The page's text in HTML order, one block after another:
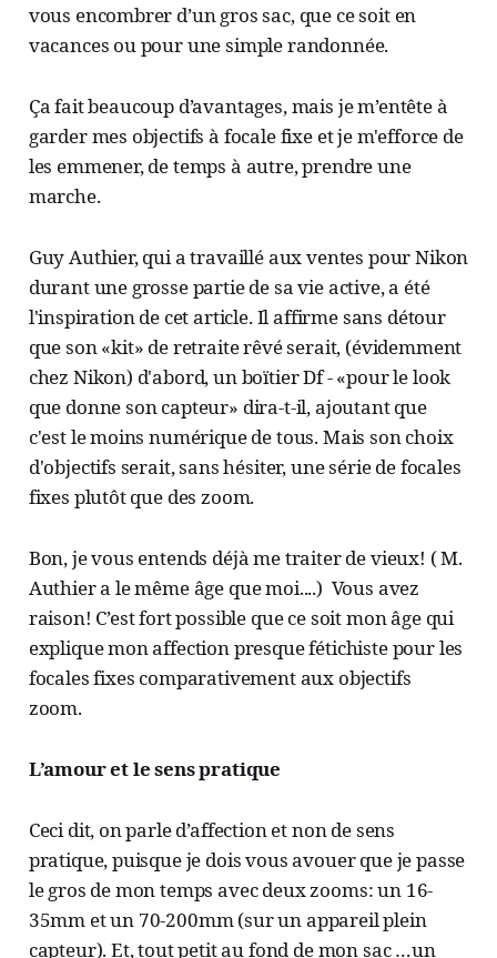
vous encombrer d’un gros sac, que ce soit en
vacances ou pour une simple randonnée.
Ça fait beaucoup d’avantages, mais je m’entête à
garder mes objectifs à focale fixe et je m'efforce de
les emmener, de temps à autre, prendre une
marche.
Guy Authier, qui a travaillé aux ventes pour Nikon
durant une grosse partie de sa vie active, a été
l'inspiration de cet article. Il affirme sans détour
que son «kit» de retraite rêvé serait, (évidemment
chez Nikon) d'abord, un boïtier Df - «pour le look
que donne son capteur» dira-t-il, ajoutant que
c'est le moins numérique de tous. Mais son choix
d'objectifs serait, sans hésiter, une série de focales
fixes plutôt que des zoom.
Bon, je vous entends déjà me traiter de vieux! ( M.
Authier a le même âge que moi....) Vous avez
raison! C’est fort possible que ce soit mon âge qui
explique mon affection presque fétichiste pour les
focales fixes comparativement aux objectifs
zoom.
L’amour et le sens pratique
Ceci dit, on parle d’affection et non de sens
pratique, puisque je dois vous avouer que je passe
le gros de mon temps avec deux zooms: un 16-
35mm et un 70-200mm (sur un appareil plein
capteur). Et, tout petit au fond de mon sac …un